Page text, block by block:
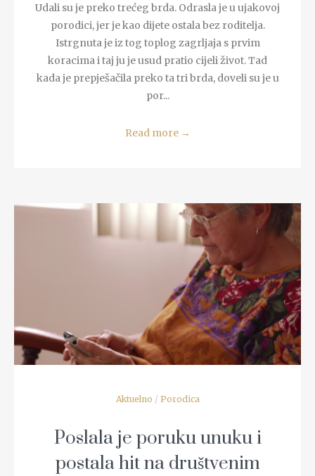
Udali su je preko trećeg brda. Odrasla je u ujakovoj
porodici, jer je kao dijete ostala bez roditelja.
Istrgnuta je iz tog toplog zagrljaja s prvim
koracima i taj ju je usud pratio cijeli život. Tad
kada je prepješačila preko ta tri brda, doveli su je u
por...
Read more →
READ MORE
Aktuelno / Porodica
Poslala je poruku unuku i
postala hit na društvenim